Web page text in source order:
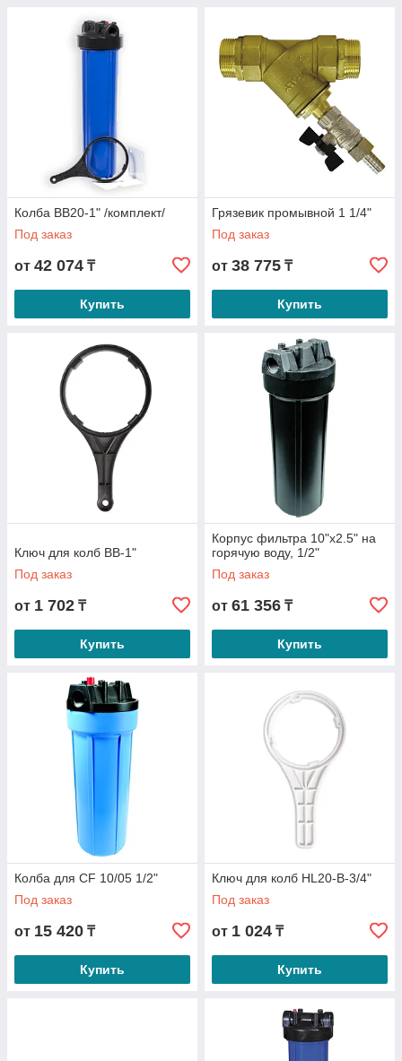
Колба BB20-1" /комплект/
Под заказ
от 42 074 ₸
Купить
Грязевик промывной 1 1/4"
Под заказ
от 38 775 ₸
Купить
Ключ для колб BB-1"
Под заказ
от 1 702 ₸
Купить
Корпус фильтра 10"х2.5" на
горячую воду, 1/2"
Под заказ
от 61 356 ₸
Купить
Колба для CF 10/05 1/2"
Под заказ
от 15 420 ₸
Купить
Ключ для колб HL20-B-3/4"
Под заказ
от 1 024 ₸
Купить